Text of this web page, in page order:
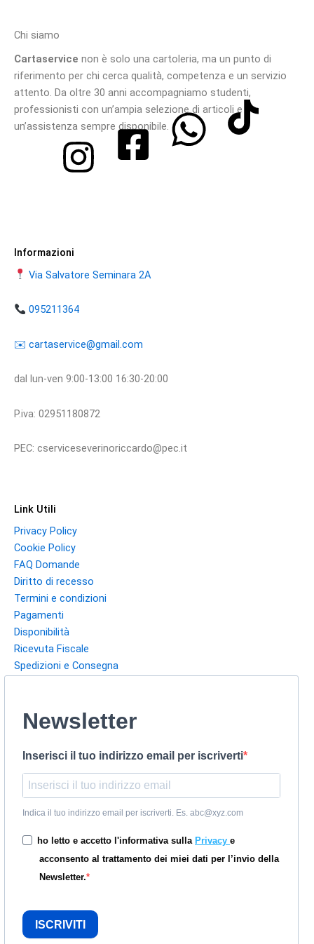
Chi siamo
Cartaservice non è solo una cartoleria, ma un punto di
riferimento per chi cerca qualità, competenza e un servizio
attento. Da oltre 30 anni accompagniamo studenti,
professionisti con un’ampia selezione di articoli e
un’assistenza sempre disponibile.
Informazioni
Via Salvatore Seminara 2A
095211364
​​✉️ ​cartaservice@gmail.com
dal lun-ven 9:00-13:00 16:30-20:00
P.iva: 02951180872
PEC: cserviceseverinoriccardo@pec.it
Link Utili
Privacy Policy
Cookie Policy
FAQ Domande
Diritto di recesso
Termini e condizioni
Pagamenti
Disponibilità
Ricevuta Fiscale
Spedizioni e Consegna
Newsletter
Inserisci il tuo indirizzo email per iscriverti
Indica il tuo indirizzo email per iscriverti. Es. abc@xyz.com
ho letto e accetto l'informativa sulla Privacy e
acconsento al trattamento dei miei dati per l’invio della
Newsletter.
ISCRIVITI